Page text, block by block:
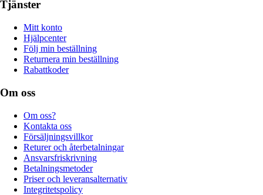
Tjänster
Mitt konto
Hjälpcenter
Följ min beställning
Returnera min beställning
Rabattkoder
Om oss
Om oss?
Kontakta oss
Försäljningsvillkor
Returer och återbetalningar
Ansvarsfriskrivning
Betalningsmetoder
Priser och leveransalternativ
Integritetspolicy